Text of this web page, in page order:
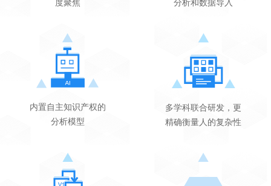
度聚焦
分析和数据导入
内置自主知识产权的
分析模型
多学科联合研发，更
精确衡量人的复杂性